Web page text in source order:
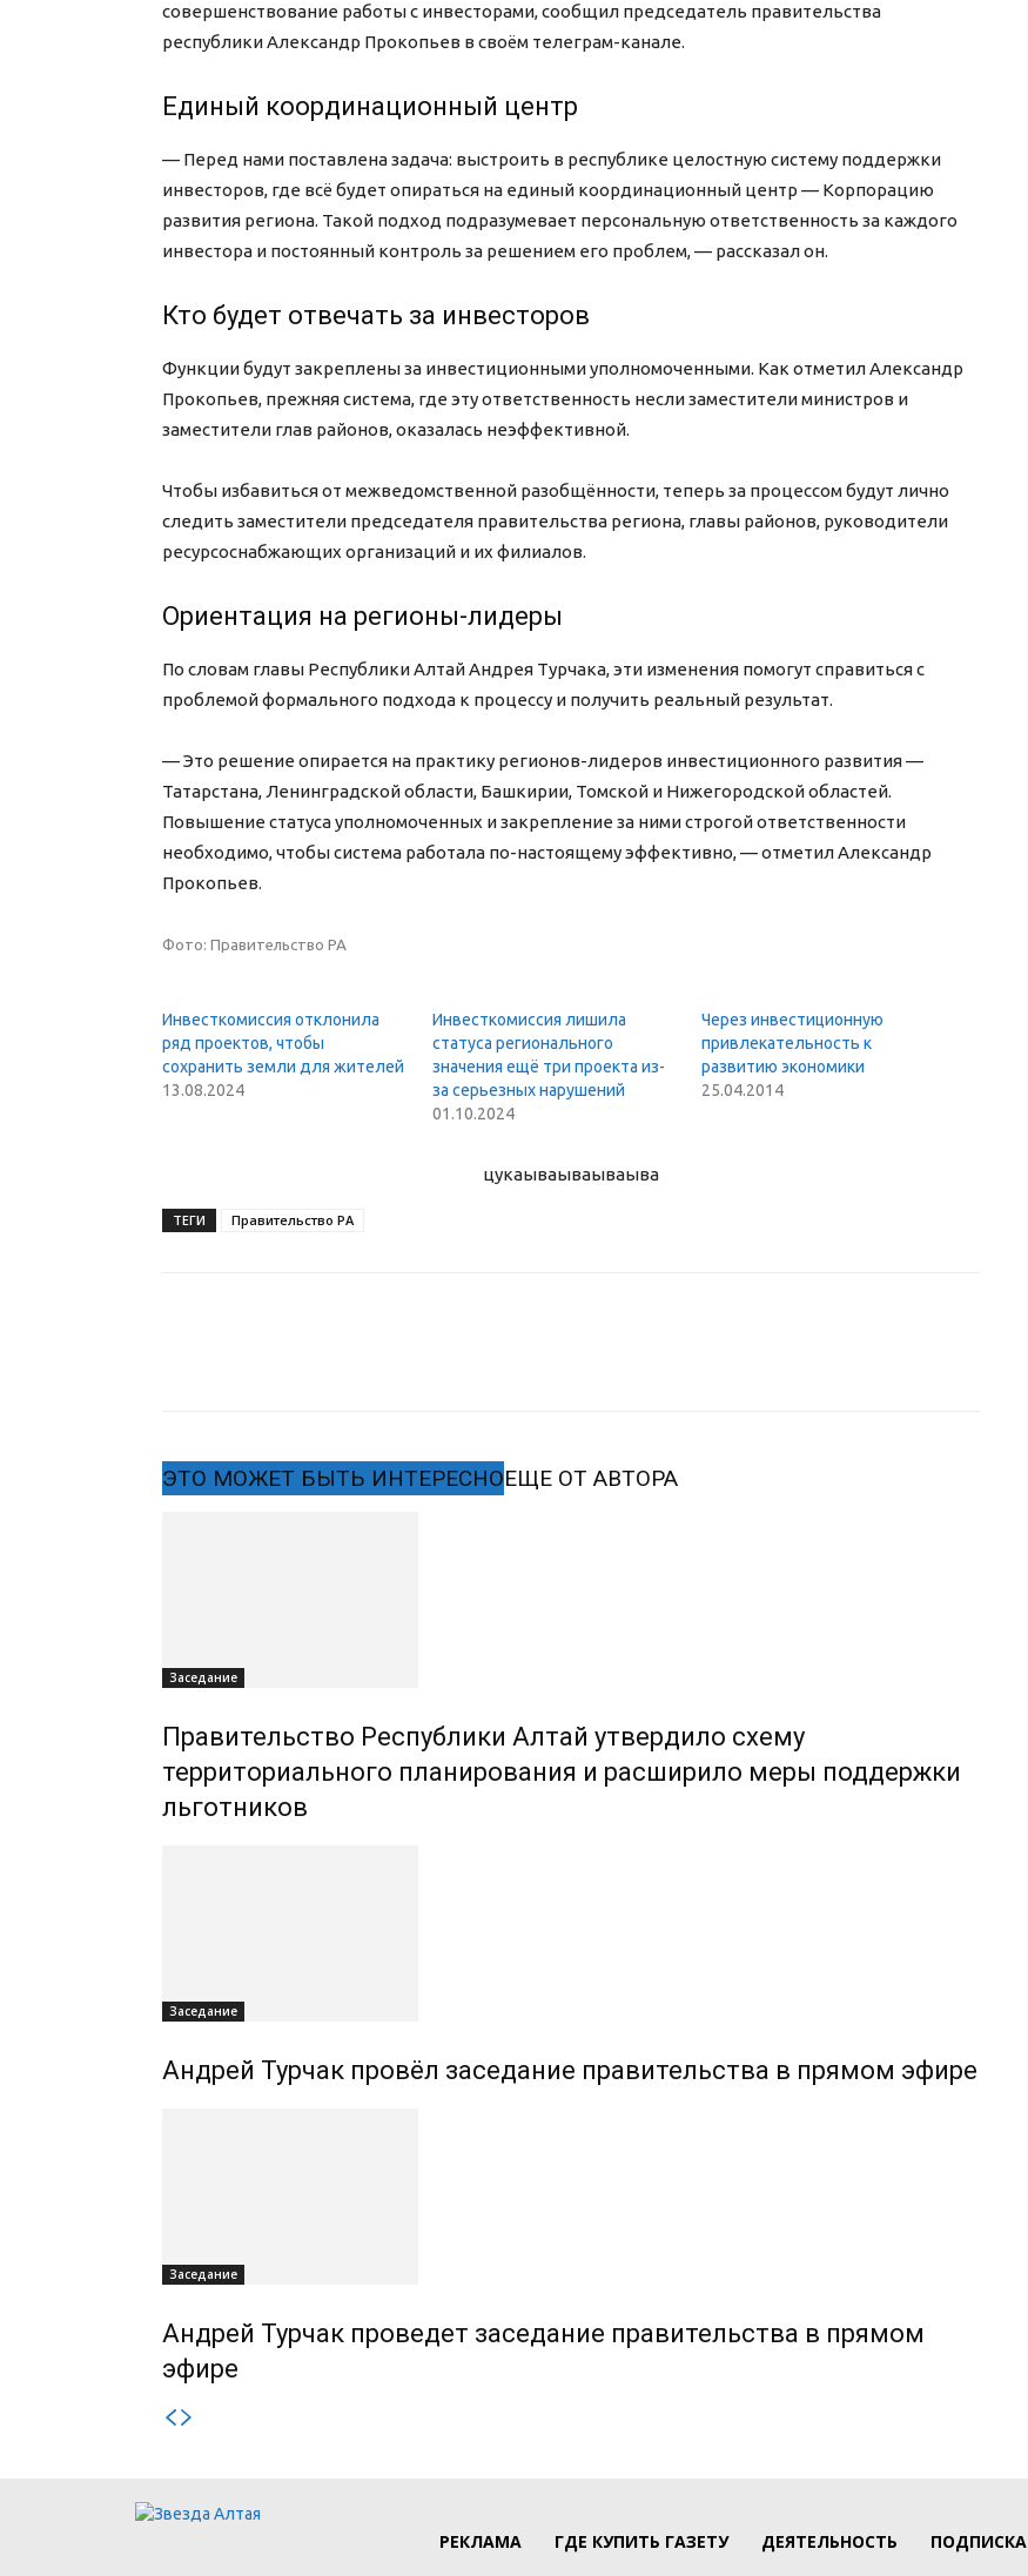
совершенствование работы с инвесторами, сообщил председатель правительства
республики Александр Прокопьев в своём телеграм-канале.
Единый координационный центр
— Перед нами поставлена задача: выстроить в республике целостную систему поддержки
инвесторов, где всё будет опираться на единый координационный центр — Корпорацию
развития региона. Такой подход подразумевает персональную ответственность за каждого
инвестора и постоянный контроль за решением его проблем, — рассказал он.
Кто будет отвечать за инвесторов
Функции будут закреплены за инвестиционными уполномоченными. Как отметил Александр
Прокопьев, прежняя система, где эту ответственность несли заместители министров и
заместители глав районов, оказалась неэффективной.
Чтобы избавиться от межведомственной разобщённости, теперь за процессом будут лично
следить заместители председателя правительства региона, главы районов, руководители
ресурсоснабжающих организаций и их филиалов.
Ориентация на регионы-лидеры
По словам главы Республики Алтай Андрея Турчака, эти изменения помогут справиться с
проблемой формального подхода к процессу и получить реальный результат.
— Это решение опирается на практику регионов-лидеров инвестиционного развития —
Татарстана, Ленинградской области, Башкирии, Томской и Нижегородской областей.
Повышение статуса уполномоченных и закрепление за ними строгой ответственности
необходимо, чтобы система работала по-настоящему эффективно, — отметил Александр
Прокопьев.
Фото: Правительство РА
Инвесткомиссия отклонила
ряд проектов, чтобы
сохранить земли для жителей
13.08.2024
Инвесткомиссия лишила
статуса регионального
значения ещё три проекта из-
за серьезных нарушений
01.10.2024
Через инвестиционную
привлекательность к
развитию экономики
25.04.2014
цукаываываываыва
ТЕГИ Правительство РА
ЭТО МОЖЕТ БЫТЬ ИНТЕРЕСНОЕЩЕ ОТ АВТОРА
Заседание
Правительство Республики Алтай утвердило схему
территориального планирования и расширило меры поддержки
льготников
Заседание
Андрей Турчак провёл заседание правительства в прямом эфире
Заседание
Андрей Турчак проведет заседание правительства в прямом
эфире
РЕКЛАМА ГДЕ КУПИТЬ ГАЗЕТУ ДЕЯТЕЛЬНОСТЬ ПОДПИСКА